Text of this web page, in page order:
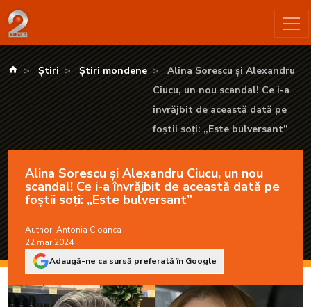
Alina Sorescu și Alexandru Ciucu, un nou scandal! Ce i-a
kanald.ro
Știri Știri mondene
Alina Sorescu și Alexandru
Ciucu, un nou scandal! Ce i-a
învrăjbit de această dată pe
foștii soți: „Este bulversant”
Alina Sorescu și Alexandru Ciucu, un nou
scandal! Ce i-a învrăjbit de această dată pe
foștii soți: „Este bulversant”
Author: Antonia Cioanca
22 mar 2024
Adaugă-ne ca sursă preferată în Google